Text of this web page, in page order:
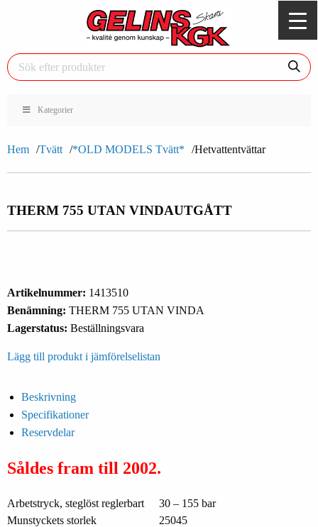
Kategorier
Hem Tvätt *OLD MODELS Tvätt* Hetvattentvättar
THERM 755 UTAN VINDAUTGÅTT
Artikelnummer: 1413510
Benämning: THERM 755 UTAN VINDA
Lagerstatus: Beställningsvara
Lägg till produkt i jämförelselistan
Beskrivning
Specifikationer
Reservdelar
Såldes fram till 2002.
Arbetstryck, steglöst reglerbart
30 – 155 bar
Munstyckets storlek
25045